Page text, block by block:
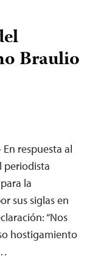
Braulio
respuesta al
periodista
la
sus siglas en
“Nos
hostigamiento